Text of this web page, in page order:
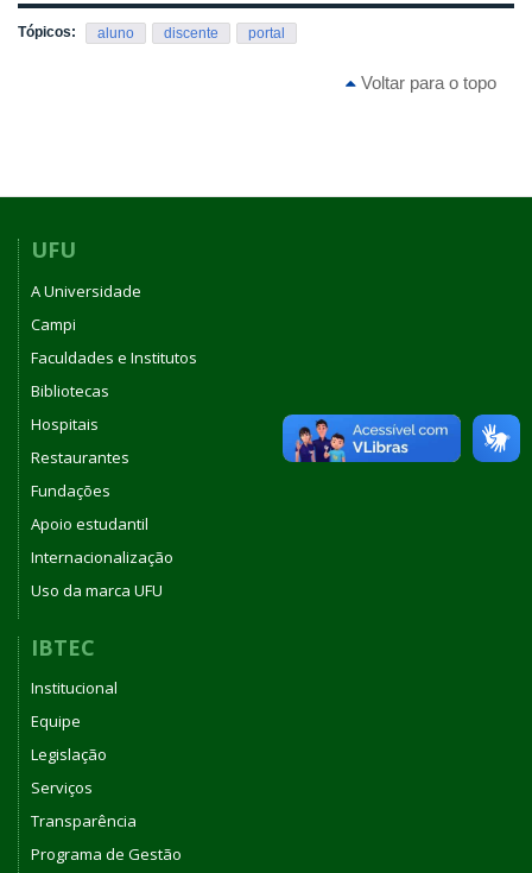
Tópicos: aluno discente portal
Voltar para o topo
UFU
A Universidade
Campi
Faculdades e Institutos
Bibliotecas
Hospitais
Restaurantes
Fundações
Apoio estudantil
Internacionalização
Uso da marca UFU
IBTEC
Institucional
Equipe
Legislação
Serviços
Transparência
Programa de Gestão